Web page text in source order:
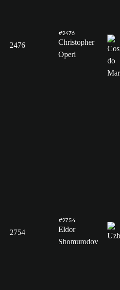
2476
#2476
Christopher
Operi
2754
#2754
Eldor
Shomurodov